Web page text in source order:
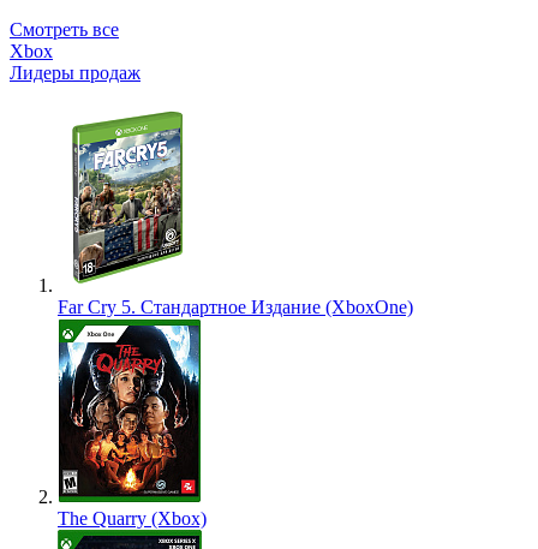
Смотреть все
Xbox
Лидеры продаж
Far Cry 5. Стандартное Издание (XboxOne)
The Quarry (Xbox)